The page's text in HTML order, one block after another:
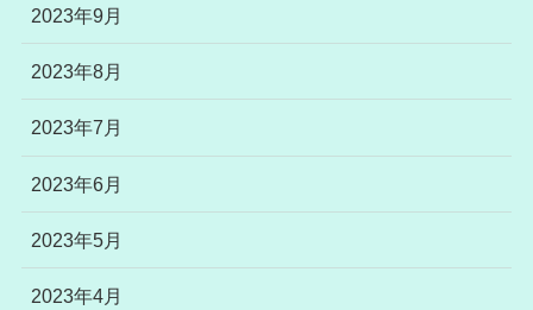
2023年9月
2023年8月
2023年7月
2023年6月
2023年5月
2023年4月